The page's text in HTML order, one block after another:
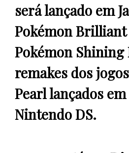
será lançado em
Pokémon
Pokémon Shining
remakes dos
Pearl lançados
Nintendo DS.